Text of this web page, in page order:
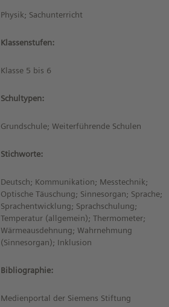
Physik; Sachunterricht
Klassenstufen:
Klasse 5 bis 6
Schultypen:
Grundschule; Weiterführende Schulen
Stichworte:
Deutsch; Kommunikation; Messtechnik;
Optische Täuschung; Sinnesorgan; Sprache;
Sprachentwicklung; Sprachschulung;
Temperatur (allgemein); Thermometer;
Wärmeausdehnung; Wahrnehmung
(Sinnesorgan); Inklusion
Bibliographie:
Medienportal der Siemens Stiftung